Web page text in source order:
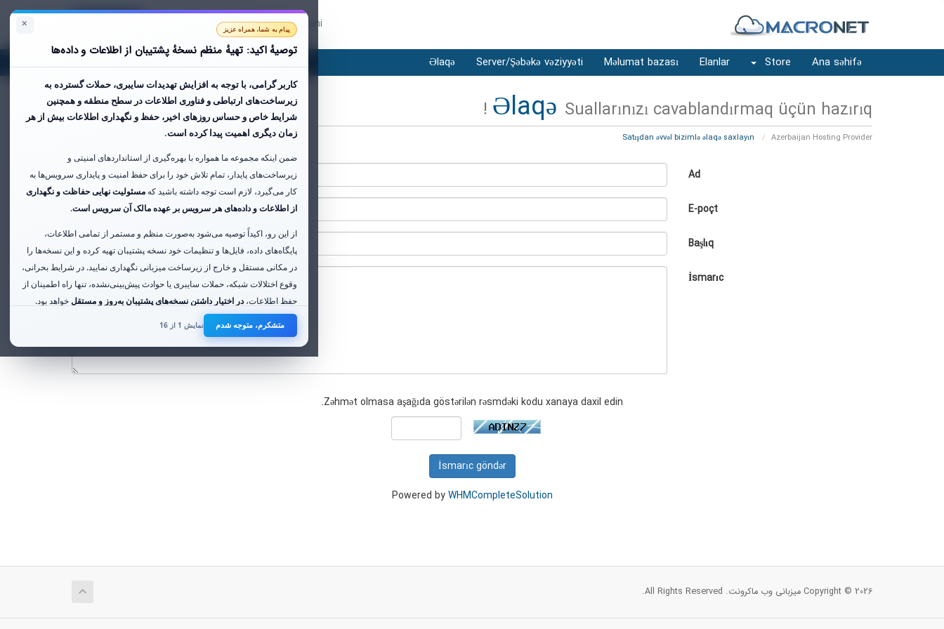
× پیام به شما، همراه عزیز
توصیهٔ اکید: تهیهٔ منظم نسخهٔ پشتیبان از اطلاعات و داده‌ها
کاربر گرامی، با توجه به افزایش تهدیدات سایبری، حملات گسترده به
زیرساخت‌های ارتباطی و فناوری اطلاعات در سطح منطقه و همچنین
شرایط خاص و حساس روزهای اخیر،حفظ و نگهداری اطلاعات بیش از هر
زمان دیگری اهمیت پیدا کرده است.
ضمن اینکه مجموعه ما همواره با بهره‌گیری از استانداردهای امنیتی و
زیرساخت‌های پایدار، تمام تلاش خود را برای حفظ امنیت و پایداری سرویس‌ها به
کار می‌گیرد، لازم است توجه داشته باشید کهمسئولیت نهایی حفاظت و نگهداری
از اطلاعات و داده‌های هر سرویس بر عهده مالک آن سرویس است.
از این رو، اکیداً توصیه می‌شود به‌صورت منظم و مستمر از تمامی اطلاعات،
پایگاه‌های داده، فایل‌ها و تنظیمات خود نسخه پشتیبان تهیه کرده و این نسخه‌ها را
در مکانی مستقل و خارج از زیرساخت میزبانی نگهداری نمایید. در شرایط بحرانی،
وقوع اختلالات شبکه، حملات سایبری یا حوادث پیش‌بینی‌نشده، تنها راه اطمینان از
حفظ اطلاعات،در اختیار داشتن نسخه‌های پشتیبان به‌روز و مستقلخواهد بود.
با توجه به افزایش تهدیدات سایبری علیه زیرساخت‌های ارتباطی و فناوری
اطلاعات در ماه‌های اخیر، رعایت این موضوع برای تمامی صاحبان کسب‌وکارهای
آنلاین ضروری است.
متشکرم، متوجه شدم نمایش 1 از 16
Azerbaijani
Giriş
Ana səhifə
Store
Elanlar
Məlumat bazası
Server/Şəbəkə vəziyyəti
Əlaqə
Hesab
Əlaqə Suallarınızı cavablandırmaq üçün hazırıq !
Azerbaijan Hosting Provider
Ad
E-poçt
Başlıq
İsmarıc
Zəhmət olmasa aşağıda göstərilən rəsmdəki kodu xanaya daxil edin.
İsmarıc göndər
Powered byWHMCompleteSolution
Copyright © 2026 میزبانی وب ماکرونت. All Rights Reserved.